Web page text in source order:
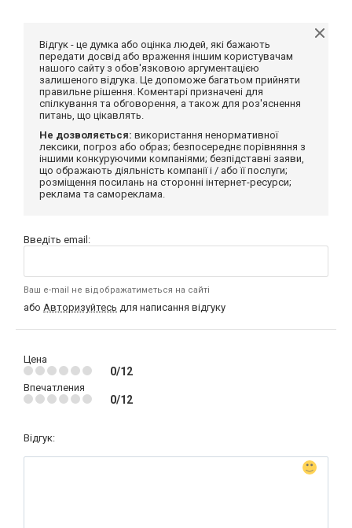
Відгук - це думка або оцінка людей, які бажають
передати досвід або враження іншим користувачам
нашого сайту з обов'язковою аргументацією
залишеного відгука. Це допоможе багатьом прийняти
правильне рішення. Коментарі призначені для
спілкування та обговорення, а також для роз'яснення
питань, що цікавлять.
Не дозволяється: використання ненормативної
лексики, погроз або образ; безпосереднє порівняння з
іншими конкуруючими компаніями; безпідставні заяви,
що ображають діяльність компанії і / або її послуги;
розміщення посилань на сторонні інтернет-ресурси;
реклама та самореклама.
Введіть email:
Ваш e-mail не відображатиметься на сайті
або Авторизуйтесь для написання відгуку
Цена
0/12
Впечатления
0/12
Відгук: